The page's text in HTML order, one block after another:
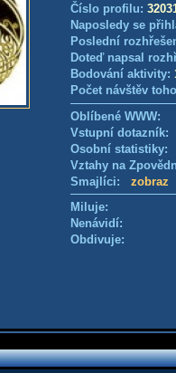
Číslo profilu:
Naposledy se
Poslední
Doteď napsal
Bodování aktivity:
Počet návštěv
Oblíbené WWW:
Vstupní
Osobní
Vztahy na
Smajlíci: zobraz
Miluje:
Nenávidí:
Obdivuje: